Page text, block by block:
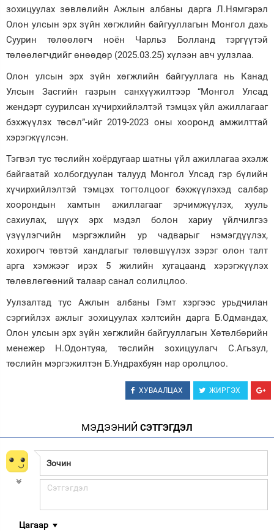
Зурхай
зохицуулах зөвлөлийн Ажлын албаны дарга Л.Нямгэрэл
Олон улсын эрх зүйн хөгжлийн байгууллагын Монгол дахь
Суурин төлөөлөгч ноён Чарльз Болланд тэргүүтэй
төлөөлөгчдийг өнөөдөр (2025.03.25) хүлээн авч уулзлаа.
Олон улсын эрх зүйн хөгжлийн байгууллага нь Канад
Улсын Засгийн газрын санхүүжилтээр “Монгол Улсад
жендэрт суурилсан хүчирхийлэлтэй тэмцэх үйл ажиллагааг
бэхжүүлэх төсөл”-ийг 2019-2023 оны хооронд амжилттай
хэрэгжүүлсэн.
Тэгвэл тус төслийн хоёрдугаар шатны үйл ажиллагаа эхэлж
байгаатай холбогдуулан талууд Монгол Улсад гэр бүлийн
хүчирхийлэлтэй тэмцэх тогтолцоог бэхжүүлэхэд салбар
хоорондын хамтын ажиллагааг эрчимжүүлэх, хууль
сахиулах, шүүх эрх мэдэл болон хариу үйлчилгээ
үзүүлэгчийн мэргэжлийн ур чадварыг нэмэгдүүлэх,
хохирогч төвтэй хандлагыг төлөвшүүлэх зэрэг олон талт
арга хэмжээг ирэх 5 жилийн хугацаанд хэрэгжүүлэх
төлөвлөгөөний талаар санал солилцлоо.
Уулзалтад тус Ажлын албаны Гэмт хэргээс урьдчилан
сэргийлэх ажлыг зохицуулах хэлтсийн дарга Б.Одмандах,
Олон улсын эрх зүйн хөгжлийн байгууллагын Хөтөлбөрийн
менежер Н.Одонтуяа, төслийн зохицуулагч С.Агьзул,
төслийн мэргэжилтэн Б.Ундрахбуян нар оролцлоо.
ХУВААЛЦАХ ЖИРГЭХ
МЭДЭЭНИЙ СЭТГЭГДЭЛ
Цагаар